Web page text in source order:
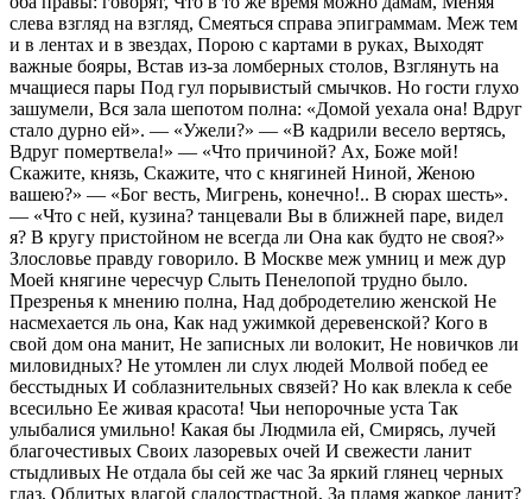
слева взгляд на взгляд, Смеяться справа эпиграммам. Меж тем
и в лентах и в звездах, Порою с картами в руках, Выходят
важные бояры, Встав из-за ломберных столов, Взглянуть на
мчащиеся пары Под гул порывистый смычков. Но гости глухо
зашумели, Вся зала шепотом полна: «Домой уехала она! Вдруг
стало дурно ей». — «Ужели?» — «В кадрили весело вертясь,
Вдруг помертвела!» — «Что причиной? Ах, Боже мой!
Скажите, князь, Скажите, что с княгиней Ниной, Женою
вашею?» — «Бог весть, Мигрень, конечно!.. В сюрах шесть».
— «Что с ней, кузина? танцевали Вы в ближней паре, видел
я? В кругу пристойном не всегда ли Она как будто не своя?»
Злословье правду говорило. В Москве меж умниц и меж дур
Моей княгине чересчур Слыть Пенелопой трудно было.
Презренья к мнению полна, Над добродетелию женской Не
насмехается ль она, Как над ужимкой деревенской? Кого в
свой дом она манит, Не записных ли волокит, Не новичков ли
миловидных? Не утомлен ли слух людей Молвой побед ее
бесстыдных И соблазнительных связей? Но как влекла к себе
всесильно Ее живая красота! Чьи непорочные уста Так
улыбалися умильно! Какая бы Людмила ей, Смирясь, лучей
благочестивых Своих лазоревых очей И свежести ланит
стыдливых Не отдала бы сей же час За яркий глянец черных
глаз, Облитых влагой сладострастной, За пламя жаркое ланит?